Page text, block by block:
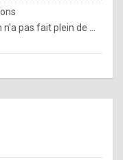
pas fait plein de ...